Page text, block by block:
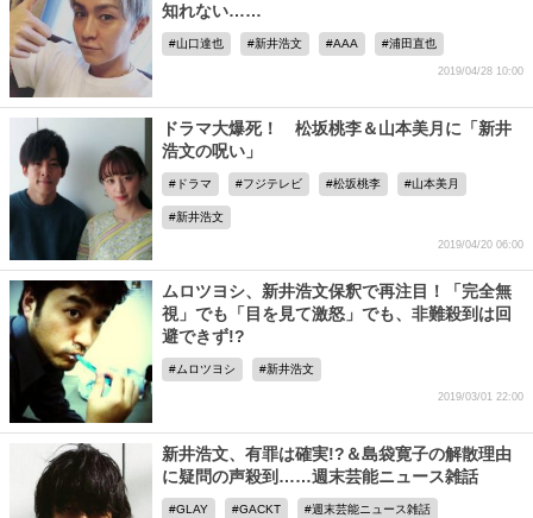
知れない……
山口達也 新井浩文 AAA 浦田直也
2019/04/28 10:00
ドラマ大爆死！ 松坂桃李＆山本美月に「新井
浩文の呪い」
ドラマ フジテレビ 松坂桃李 山本美月
新井浩文
2019/04/20 06:00
ムロツヨシ、新井浩文保釈で再注目！「完全無
視」でも「目を見て激怒」でも、非難殺到は回
避できず!?
ムロツヨシ 新井浩文
2019/03/01 22:00
新井浩文、有罪は確実!?＆島袋寛子の解散理由
に疑問の声殺到……週末芸能ニュース雑話
GLAY GACKT 週末芸能ニュース雑話